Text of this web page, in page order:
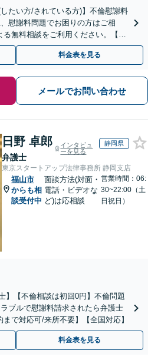
たい方/されている方)】不倫慰謝料
慰謝料問題でお困りの方はご相
無料相談をご利用ください。【不
料金表を見る
メールでお問い合わせ
日野 卓郎
弁護士
インタビュ
ーを見る
静岡県
東京スタートアップ法律事務所 静岡支店
福山市
からも相
談受付中
面談方法(対面・
電話・ビデオな
ど)は応相談
営業時間：06:
30~22:00（土
日祝日）
】【不倫相談は初回0円】不倫問題
ブルで慰謝料請求されたら弁護士
で対応可/来所不要】【全国対応】
料金表を見る